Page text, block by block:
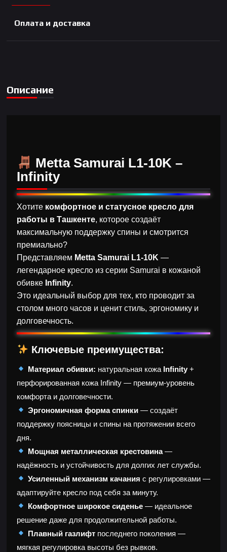
Оплата и доставка
Описание
Metta Samurai L1-10K –
Infinity
Хотите комфортное и статусное кресло для
работы в Ташкенте, которое создаёт
максимальную поддержку спины и смотрится
премиально?
Представляем Metta Samurai L1-10K —
легендарное кресло из серии Samurai в кожаной
обивке Infinity.
Это идеальный выбор для тех, кто проводит за
столом много часов и ценит стиль, эргономику и
долговечность.
Ключевые преимущества:
Материал обивки: натуральная кожа Infinity+
перфорированная кожа Infinity — премиум-уровень
комфорта и долговечности.
Эргономичная форма спинки— создаёт
поддержку поясницы и спины на протяжении всего
дня.
Мощная металлическая крестовина—
надёжность и устойчивость для долгих лет службы.
Усиленный механизм качания с регулировками —
адаптируйте кресло под себя за минуту.
Комфортное широкое сиденье— идеальное
решение даже для продолжительной работы.
Плавный газлифтпоследнего поколения —
мягкая регулировка высоты без рывков.